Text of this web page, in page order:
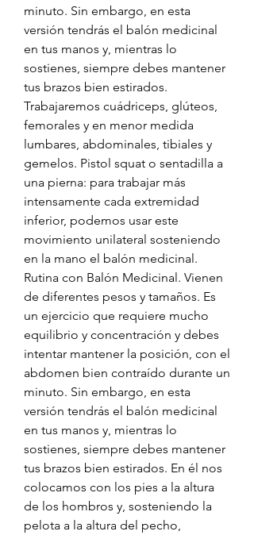
minuto. Sin embargo, en esta
versión tendrás el balón medicinal
en tus manos y, mientras lo
sostienes, siempre debes mantener
tus brazos bien estirados.
Trabajaremos cuádriceps, glúteos,
femorales y en menor medida
lumbares, abdominales, tibiales y
gemelos. Pistol squat o sentadilla a
una pierna: para trabajar más
intensamente cada extremidad
inferior, podemos usar este
movimiento unilateral sosteniendo
en la mano el balón medicinal.
Rutina con Balón Medicinal. Vienen
de diferentes pesos y tamaños. Es
un ejercicio que requiere mucho
equilibrio y concentración y debes
intentar mantener la posición, con el
abdomen bien contraído durante un
minuto. Sin embargo, en esta
versión tendrás el balón medicinal
en tus manos y, mientras lo
sostienes, siempre debes mantener
tus brazos bien estirados. En él nos
colocamos con los pies a la altura
de los hombros y, sosteniendo la
pelota a la altura del pecho,